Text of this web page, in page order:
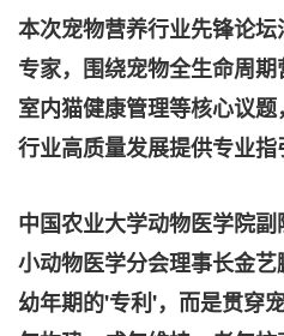
本次宠物营养行业先锋论
专家，围绕宠物全生命周期
室内猫健康管理等核心议
行业高质量发展提供专业指
中国农业大学动物医学院
小动物医学分会理事长金
幼年期的'专利'，而是贯穿